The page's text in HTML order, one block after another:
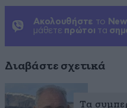
Ακολουθήστε το
μάθετε πρώτοι τα
Διαβάστε σχετικά
Τα